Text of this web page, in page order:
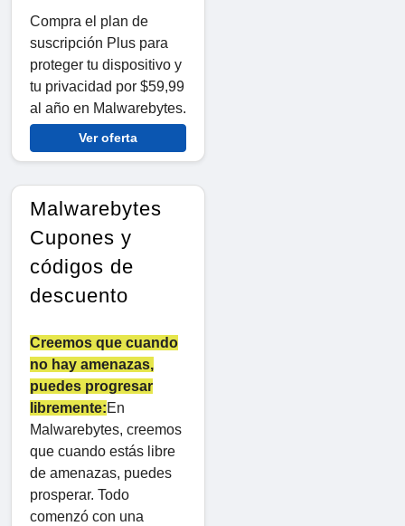
Compra el plan de
suscripción Plus para
proteger tu dispositivo y
tu privacidad por $59,99
al año en Malwarebytes.
Ver oferta
Malwarebytes
Cupones y
códigos de
descuento
Creemos que cuando
no hay amenazas,
puedes progresar
libremente:En
Malwarebytes, creemos
que cuando estás libre
de amenazas, puedes
prosperar. Todo
comenzó con una